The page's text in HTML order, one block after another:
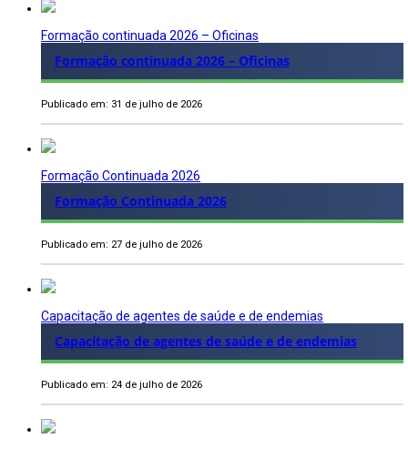
Formação continuada 2026 – Oficinas
Formação continuada 2026 – Oficinas
Publicado em: 31 de julho de 2026
Formação Continuada 2026
Formação Continuada 2026
Publicado em: 27 de julho de 2026
Capacitação de agentes de saúde e de endemias
Capacitação de agentes de saúde e de endemias
Publicado em: 24 de julho de 2026